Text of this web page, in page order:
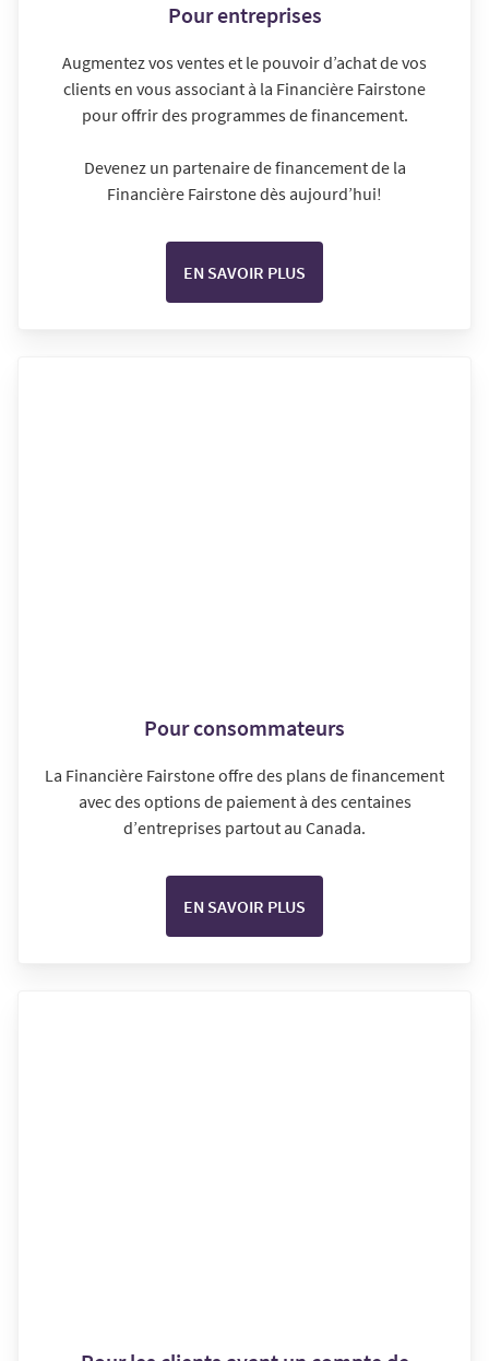
Pour entreprises
Augmentez vos ventes et le pouvoir d’achat de vos
clients en vous associant à la Financière Fairstone
pour offrir des programmes de financement.
Devenez un partenaire de financement de la
Financière Fairstone dès aujourd’hui!
EN SAVOIR PLUS
Pour consommateurs
La Financière Fairstone offre des plans de financement
avec des options de paiement à des centaines
d’entreprises partout au Canada.
EN SAVOIR PLUS